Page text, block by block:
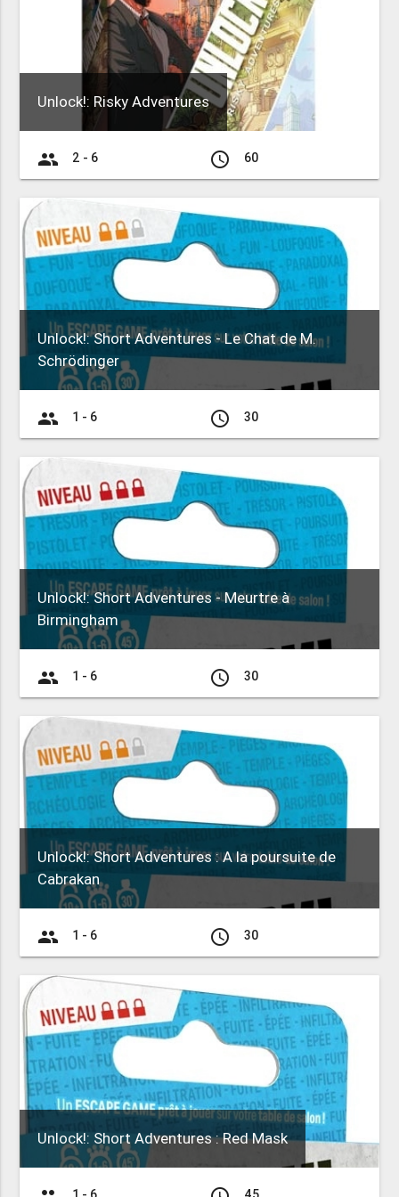
Unlock!: Risky Adventures
group 2 - 6 access_time 60
Unlock!: Short Adventures - Le Chat de M.
Schrödinger
group 1 - 6 access_time 30
Unlock!: Short Adventures - Meurtre à
Birmingham
group 1 - 6 access_time 30
Unlock!: Short Adventures : A la poursuite de
Cabrakan
group 1 - 6 access_time 30
Unlock!: Short Adventures : Red Mask